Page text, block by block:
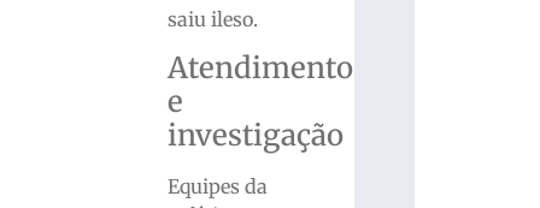
saiu ileso.
Atendimento
e
investigação
Equipes da